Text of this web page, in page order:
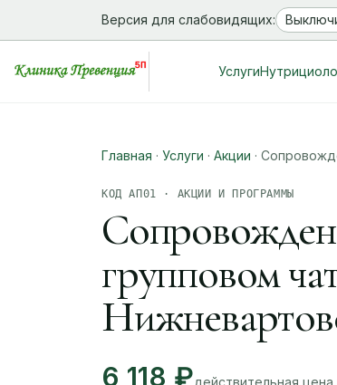
Версия для слабовидящих:
Услуги
Главная · Услуги · Акции ·
КОД АП01 · АКЦИИ И ПРОГРАММЫ
групповом
6 118 ₽